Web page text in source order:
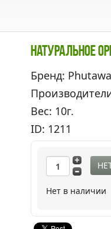
Натуральное
Бренд:
Вес: 10г.
ID: 1211
Нет в наличии